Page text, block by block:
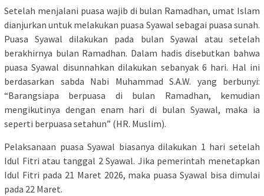
Setelah menjalani puasa wajib di bulan Ramadhan, umat Islam
dianjurkan untuk melakukan puasa Syawal sebagai puasa sunah.
Puasa Syawal dilakukan pada bulan Syawal atau setelah
berakhirnya bulan Ramadhan. Dalam hadis disebutkan bahwa
puasa Syawal disunnahkan dilakukan sebanyak 6 hari. Hal ini
berdasarkan sabda Nabi Muhammad S.A.W. yang berbunyi:
“Barangsiapa berpuasa di bulan Ramadhan, kemudian
mengikutinya dengan enam hari di bulan Syawal, maka ia
seperti berpuasa setahun” (HR. Muslim).
Pelaksanaan puasa Syawal biasanya dilakukan 1 hari setelah
Idul Fitri atau tanggal 2 Syawal. Jika pemerintah menetapkan
Idul Fitri pada 21 Maret 2026, maka puasa Syawal bisa dimulai
pada 22 Maret.